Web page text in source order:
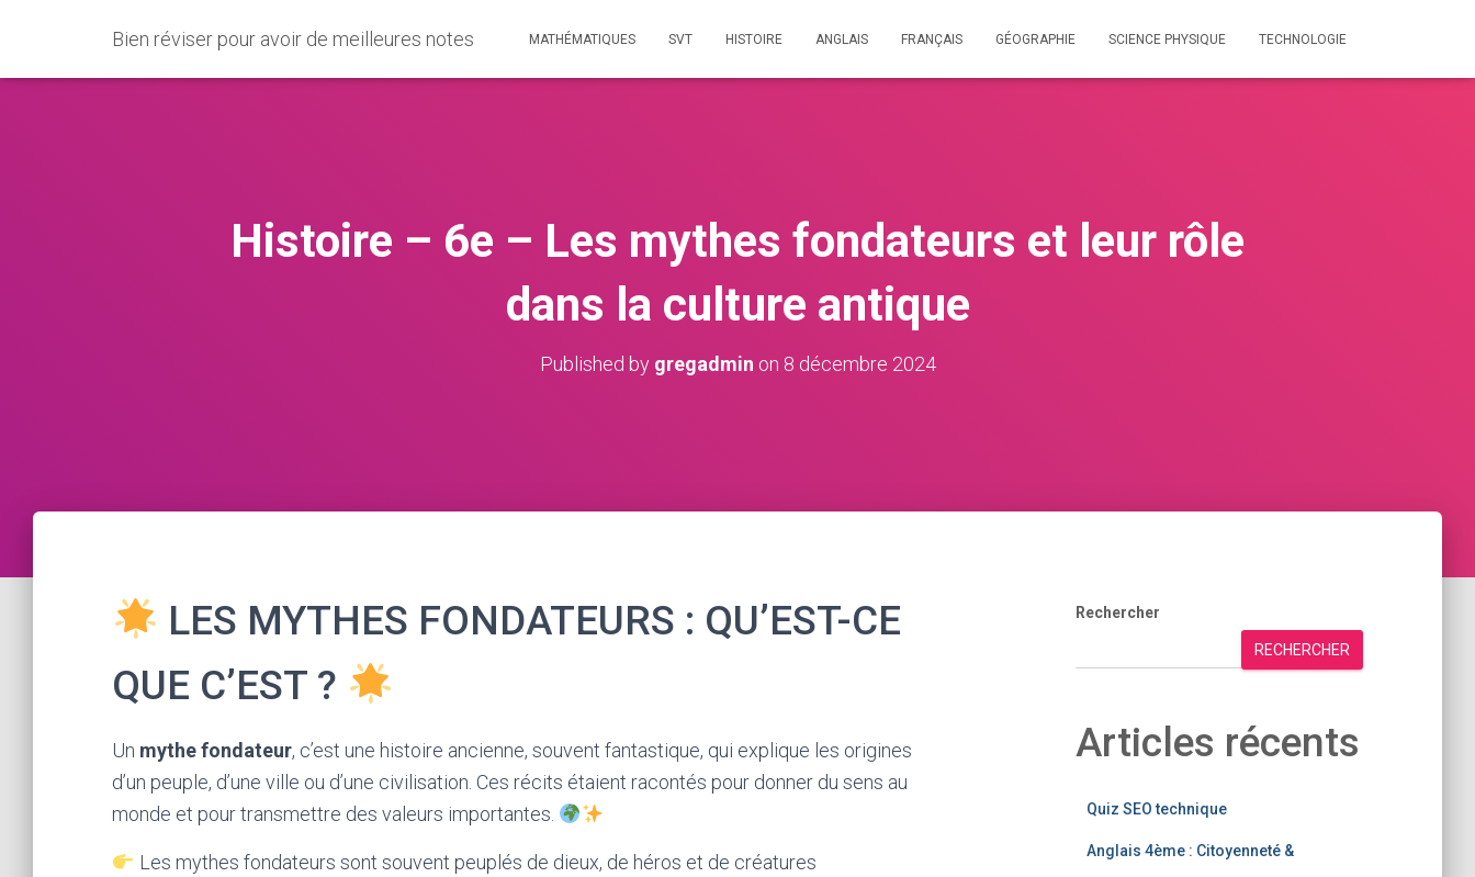
Bien réviser pour avoir de meilleures notes MATHÉMATIQUES SVT HISTOIRE ANGLAIS FRANÇAIS GÉOGRAPHIE SCIENCE PHYSIQUE TECHNOLOGIE
Histoire – 6e – Les mythes fondateurs et leur rôle
dans la culture antique
Published by gregadmin on 8 décembre 2024
LES MYTHES FONDATEURS : QU’EST-CE
QUE C’EST ?
Un mythe fondateur, c’est une histoire ancienne, souvent fantastique, qui explique les origines
d’un peuple, d’une ville ou d’une civilisation. Ces récits étaient racontés pour donner du sens au
monde et pour transmettre des valeurs importantes.
Les mythes fondateurs sont souvent peuplés de dieux, de héros et de créatures
Rechercher
RECHERCHER
Articles récents
Quiz SEO technique
Anglais 4ème : Citoyenneté &